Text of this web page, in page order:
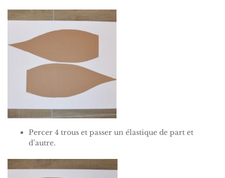
Percer 4 trous et passer un élastique de part et
d’autre.